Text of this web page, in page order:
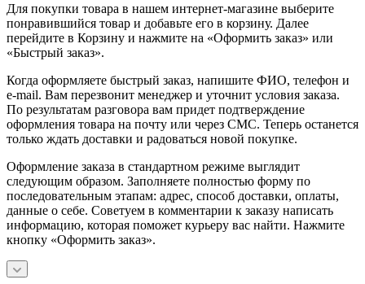
Для покупки товара в нашем интернет-магазине выберите
понравившийся товар и добавьте его в корзину. Далее
перейдите в Корзину и нажмите на «Оформить заказ» или
«Быстрый заказ».
Когда оформляете быстрый заказ, напишите ФИО, телефон и
e-mail. Вам перезвонит менеджер и уточнит условия заказа.
По результатам разговора вам придет подтверждение
оформления товара на почту или через СМС. Теперь останется
только ждать доставки и радоваться новой покупке.
Оформление заказа в стандартном режиме выглядит
следующим образом. Заполняете полностью форму по
последовательным этапам: адрес, способ доставки, оплаты,
данные о себе. Советуем в комментарии к заказу написать
информацию, которая поможет курьеру вас найти. Нажмите
кнопку «Оформить заказ».